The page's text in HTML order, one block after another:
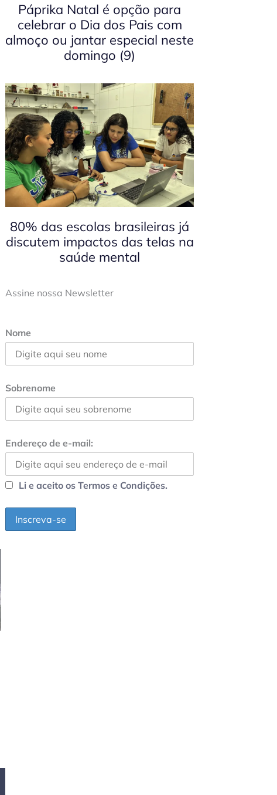
Páprika Natal é opção para
celebrar o Dia dos Pais com
almoço ou jantar especial neste
domingo (9)
80% das escolas brasileiras já
discutem impactos das telas na
saúde mental
Assine nossa Newsletter
Nome
Sobrenome
Endereço de e-mail:
Li e aceito os Termos e Condições.